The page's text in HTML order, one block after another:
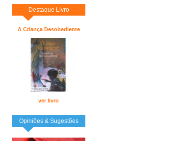
Destaque Livro
A Criança Desobediente
ver livro
Opiniões & Sugestões